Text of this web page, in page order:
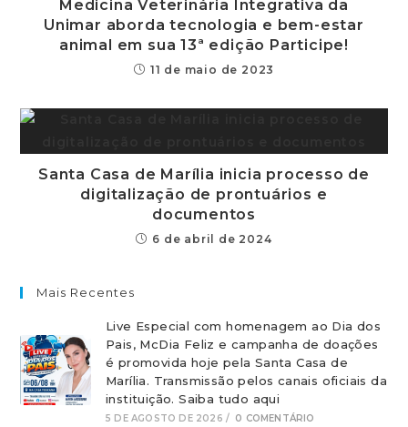
Medicina Veterinária Integrativa da
Unimar aborda tecnologia e bem-estar
animal em sua 13ª edição Participe!
11 de maio de 2023
Santa Casa de Marília inicia processo de
digitalização de prontuários e
documentos
6 de abril de 2024
Mais Recentes
Live Especial com homenagem ao Dia dos
Pais, McDia Feliz e campanha de doações
é promovida hoje pela Santa Casa de
Marília. Transmissão pelos canais oficiais da
instituição. Saiba tudo aqui
5 DE AGOSTO DE 2026 / 0 COMENTÁRIO